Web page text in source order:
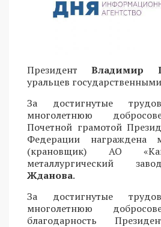
ПрезидентВладимир
уральцев
За достигнутые
многолетнюю
Почетной грамотой
Федерации награждена
(крановщик) АО
металлургический
Жданова.
За достигнутые
многолетнюю
благодарность